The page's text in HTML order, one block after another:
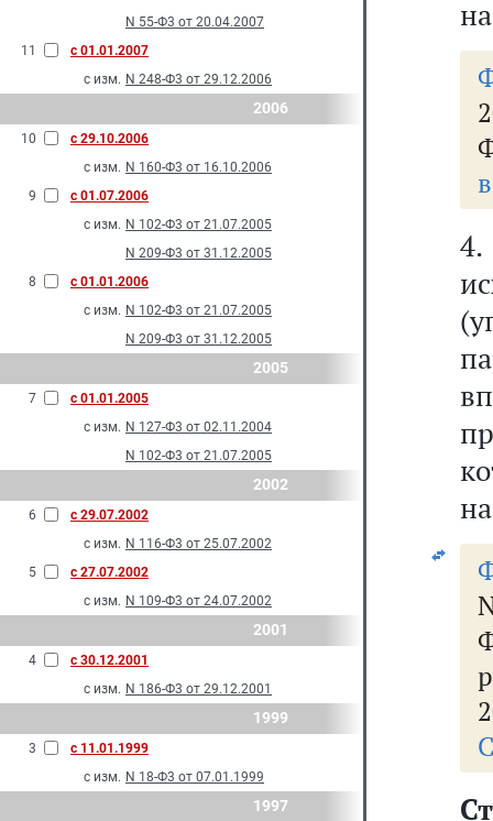
N 55-Ф3 от 20.04.2007
11
с 01.01.2007
с изм. N 248-Ф3 от 29.12.2006
2006
10
с 29.10.2006
с изм. N 160-Ф3 от 16.10.2006
9
с 01.07.2006
с изм. N 102-Ф3 от 21.07.2005
N 209-Ф3 от 31.12.2005
8
с 01.01.2006
с изм. N 102-Ф3 от 21.07.2005
N 209-Ф3 от 31.12.2005
2005
7
с 01.01.2005
с изм. N 127-Ф3 от 02.11.2004
N 102-Ф3 от 21.07.2005
2002
6
с 29.07.2002
с изм. N 116-Ф3 от 25.07.2002
5
с 27.07.2002
с изм. N 109-Ф3 от 24.07.2002
2001
4
с 30.12.2001
с изм. N 186-Ф3 от 29.12.2001
1999
3
с 11.01.1999
с изм. N 18-Ф3 от 07.01.1999
1997
4.